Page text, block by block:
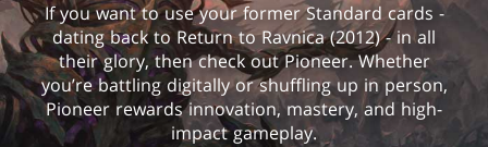
If you want to use your former Standard cards -
dating back to Return to Ravnica (2012) - in all
their glory, then check out Pioneer. Whether
you’re battling digitally or shuffling up in person,
Pioneer rewards innovation, mastery, and high-
impact gameplay.